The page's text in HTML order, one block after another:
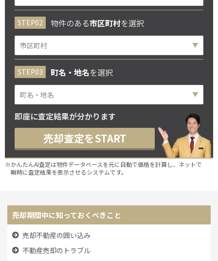
物件のある市区町村を選択
町名・地名を選択
即座に査定結果が分かります
売却査定をSTART
※かんたんAI査定は物件データベースを元に自動で価格を計算し、ネットで
瞬時に査定結果を表示させるシステムです。
売却期間中に知っておくべきこと
売却不動産の囲い込み
不動産売却のトラブル